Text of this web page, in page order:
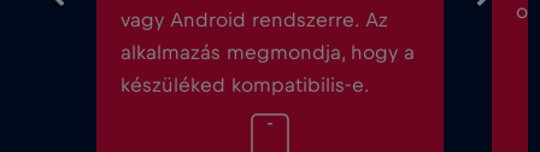
vagy Android rendszerre. Az
alkalmazás megmondja, hogy a
készüléked kompatibilis-e.